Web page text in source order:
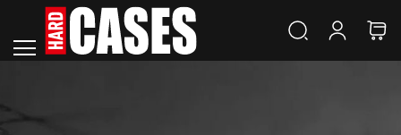
Кейси
Кейси